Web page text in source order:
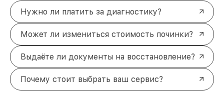
Нужно ли платить за диагностику?
Может ли измениться стоимость починки?
Выдаёте ли документы на восстановление?
Почему стоит выбрать ваш сервис?